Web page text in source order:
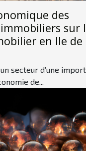
des
sur
en Ile de
secteur d’une
de...